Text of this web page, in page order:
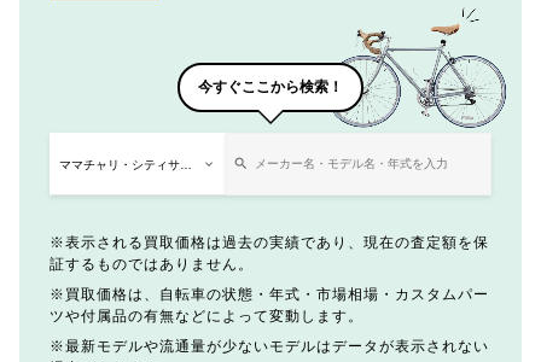
今すぐここから検索！
表示される買取価格は過去の実績であり、現在の査定額を保
証するものではありません。
買取価格は、自転車の状態・年式・市場相場・カスタムパー
ツや付属品の有無などによって変動します。
最新モデルや流通量が少ないモデルはデータが表示されない